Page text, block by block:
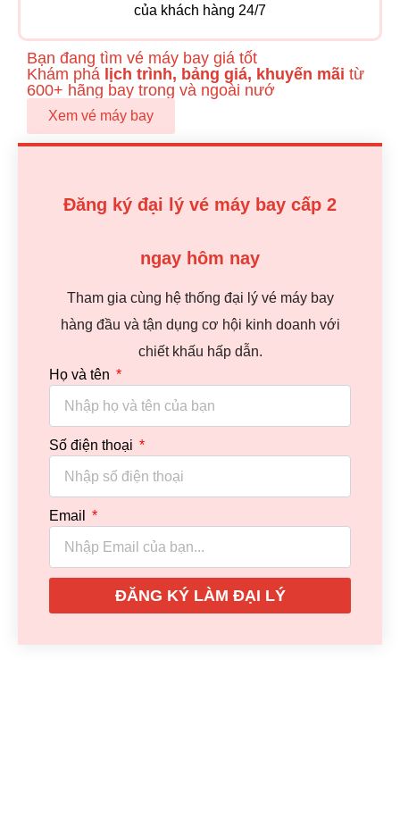
của khách hàng 24/7
Bạn đang tìm vé máy bay giá tốt
Khám phá lịch trình, bảng giá, khuyến mãi từ
600+ hãng bay trong và ngoài nướ
Xem vé máy bay
Đăng ký đại lý vé máy bay cấp 2
ngay hôm nay
Tham gia cùng hệ thống đại lý vé máy bay
hàng đầu và tận dụng cơ hội kinh doanh với
chiết khấu hấp dẫn.
Họ và tên
Số điện thoại
Email
ĐĂNG KÝ LÀM ĐẠI LÝ